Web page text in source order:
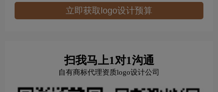
立即获取logo设计预算
扫我马上1对1沟通
自有商标代理资质logo设计公司